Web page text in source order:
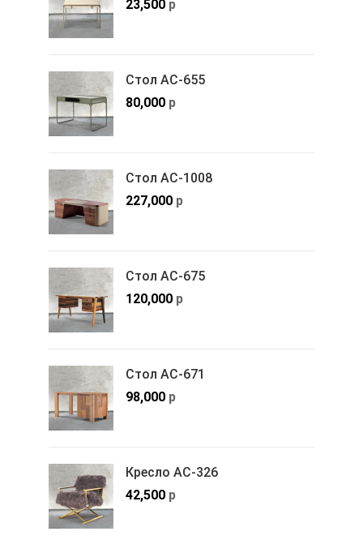
23,500 р
Стол АС-655
80,000 р
Стол АС-1008
227,000 р
Стол АС-675
120,000 р
Стол АС-671
98,000 р
Кресло АС-326
42,500 р